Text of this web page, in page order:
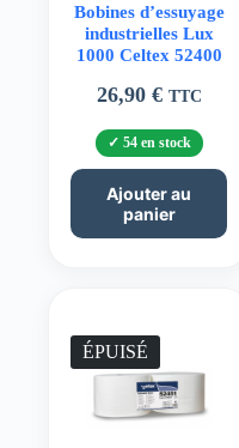
Bobines d’essuyage
industrielles Lux
1000 Celtex 52400
26,90 € TTC
54 en stock
Ajouter au
panier
ÉPUISÉ